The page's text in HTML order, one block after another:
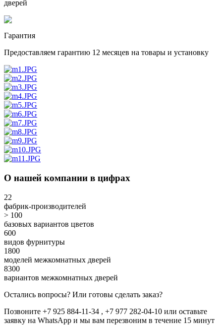
дверей
Гарантия
Предоставляем гарантию 12 месяцев на товары и установку
О нашей компании в цифрах
22
фабрик-производителей
> 100
базовых вариантов цветов
600
видов фурнитуры
1800
моделей межкомнатных дверей
8300
вариантов межкомнатных дверей
Остались вопросы? Или готовы сделать заказ?
Позвоните +7 925 884-11-34 , +7 977 282-04-10 или оставьте
заявку на WhatsApp и мы вам перезвоним в течение 15 минут